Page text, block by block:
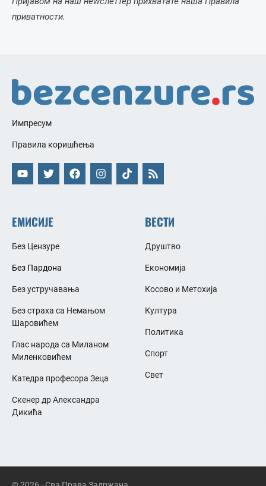
приватности.
Импресум
Правила коришћења
ЕМИСИЈЕ
Без Цензуре
Без Пардона
Без устручавања
Без страха са Немањом
Шаровићем
Глас народа са Миланом
Миленковићем
Катедра професора Зеца
Скенер др Александра
Дикића
ВЕСТИ
Друштво
Економија
Косово и Метохија
Култура
Политика
Спорт
Свет